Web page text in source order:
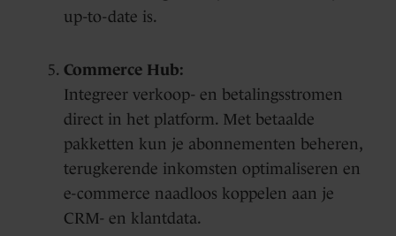
up-to-date is.
Commerce Hub:
Integreer verkoop- en betalingsstromen
direct in het platform. Met betaalde
pakketten kun je abonnementen beheren,
terugkerende inkomsten optimaliseren en
e-commerce naadloos koppelen aan je
CRM- en klantdata.